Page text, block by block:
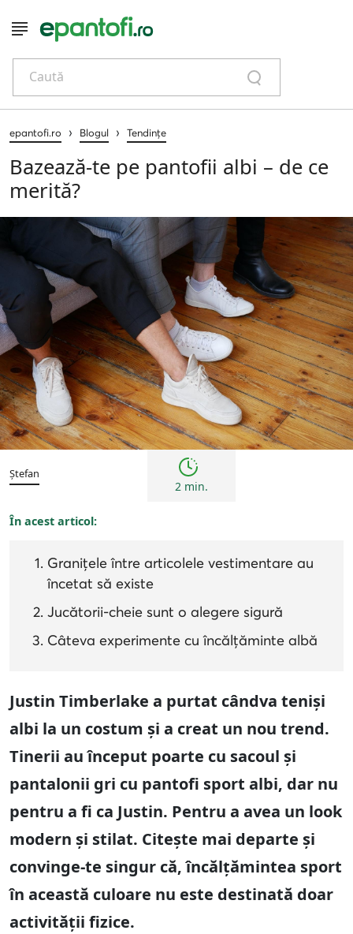
Caută
epantofi.ro › Blogul › Tendințe
Bazează-te pe pantofii albi – de ce
merită?
Tendințe
Ștefan
2 min.
În acest articol:
Granițele între articolele vestimentare au
încetat să existe
Jucătorii-cheie sunt o alegere sigură
Câteva experimente cu încălțăminte albă
Justin Timberlake a purtat cândva teniși
albi la un costum și a creat un nou trend.
Tinerii au început poarte cu sacoul și
pantalonii gri cu pantofi sport albi, dar nu
pentru a fi ca Justin. Pentru a avea un look
modern și stilat. Citește mai departe și
convinge-te singur că, încălțămintea sport
în această culoare nu este destinată doar
activității fizice.